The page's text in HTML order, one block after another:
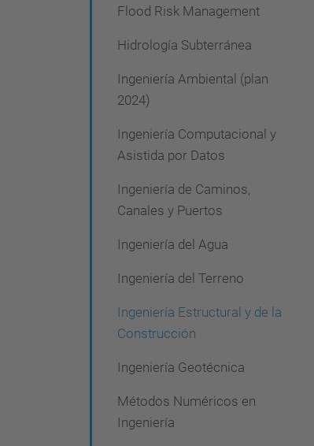
Flood Risk Management
Hidrología Subterránea
Ingeniería Ambiental (plan
2024)
Ingeniería Computacional y
Asistida por Datos
Ingeniería de Caminos,
Canales y Puertos
Ingeniería del Agua
Ingeniería del Terreno
Ingeniería Estructural y de la
Construcción
Ingeniería Geotécnica
Métodos Numéricos en
Ingeniería